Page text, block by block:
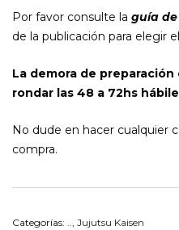
Por favor consulte la guía
de la publicación para elegir
La demora de
rondar las 48 a 72hs
No dude en hacer cualquier
compra.
Categorías: .., Jujutsu Kaisen